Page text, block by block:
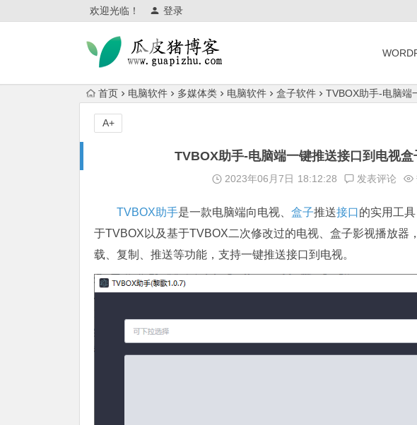
欢迎光临！ 登录
首页 电脑软件 多媒体类 电脑软件 盒子软件 TVBOX助手-电脑端
TVBOX助手-电脑端一键推送接口到电视盒
2023年06月7日 18:12:28 发表评论
TVBOX助手是一款电脑端向电视、 盒子推送接口的实用工
于TVBOX以及基于TVBOX二次修改过的电视、盒子影视播放器
载、复制、推送等功能，支持一键推送接口到电视。
A+